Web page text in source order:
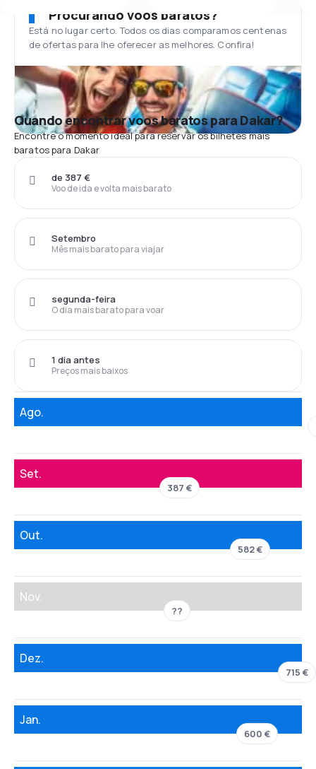
Procurando voos baratos?
Está no lugar certo. Todos os dias comparamos centenas
de ofertas para lhe oferecer as melhores. Confira!
Quando encontrar voos baratos para Dakar?
Encontre o momento ideal para reservar os bilhetes mais
baratos para Dakar
Voo de ida e volta mais barato
de 387 €
Mês mais barato para viajar
Setembro
O dia mais barato para voar
segunda-feira
Preços mais baixos
1 dia antes
Ago.
Set.
387 €
Out.
582 €
Nov.
??
Dez.
715 €
Jan.
600 €